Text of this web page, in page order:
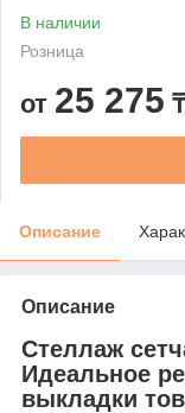
В наличии
Розница
от 25 275 ₸
Описание
Описание
Стеллаж
Идеальное
выкладки